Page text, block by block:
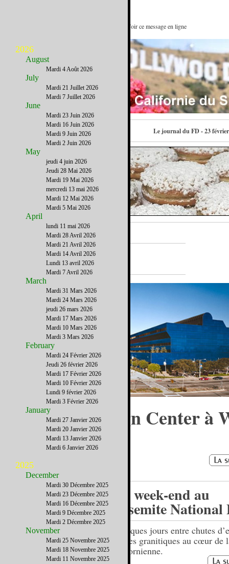
Du design à l’intérieur du design : Voir ce message en ligne
Le journal du FD - 23
A la Une
Le Pacific Design Center à
Hollywood
Un week-end au
Yosemite
Quelques jours entre chutes
dômes granitiques au cœur de
californienne.
2026
August
Mardi 4 Août 2026
July
Mardi 21 Juillet 2026
Mardi 7 Juillet 2026
June
Mardi 23 Juin 2026
Mardi 16 Juin 2026
Mardi 9 Juin 2026
Mardi 2 Juin 2026
May
jeudi 4 juin 2026
Jeudi 28 Mai 2026
Mardi 19 Mai 2026
mercredi 13 mai 2026
Mardi 12 Mai 2026
Mardi 5 Mai 2026
April
lundi 11 mai 2026
Mardi 28 Avril 2026
Mardi 21 Avril 2026
Mardi 14 Avril 2026
Lundi 13 avril 2026
Mardi 7 Avril 2026
March
Mardi 31 Mars 2026
Mardi 24 Mars 2026
jeudi 26 mars 2026
Mardi 17 Mars 2026
Mardi 10 Mars 2026
Mardi 3 Mars 2026
February
Mardi 24 Février 2026
Jeudi 26 février 2026
Mardi 17 Février 2026
Mardi 10 Février 2026
Lundi 9 février 2026
Mardi 3 Février 2026
January
Mardi 27 Janvier 2026
Mardi 20 Janvier 2026
Mardi 13 Janvier 2026
Mardi 6 Janvier 2026
2025
December
Mardi 30 Décembre 2025
Mardi 23 Décembre 2025
Mardi 16 Décembre 2025
Mardi 9 Décembre 2025
Mardi 2 Décembre 2025
November
Mardi 25 Novembre 2025
Mardi 18 Novembre 2025
Mardi 11 Novembre 2025